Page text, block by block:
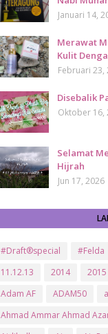
Januari 14,
Merawat
Kulit
Februari 23,
Disebalik
Oktober 16,
Selamat
Hijrah
Jun 17, 2026
#Draft®special #Felda
11.12.13
2014 2015
Adam AF
ADAM50
Ahmad Ammar Ahmad